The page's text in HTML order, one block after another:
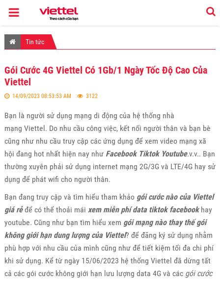
Tin tức
Gói Cước 4G Viettel Có 1Gb/1 Ngày Tốc Độ Cao Của
Viettel
14/09/2023 08:53:53 AM 3122
Bạn là người sử dụng mạng di động của hệ thống nhà
mạng Viettel. Do nhu cầu công việc, kết nối người thân và bạn bè
cũng như nhu cầu truy cập các ứng dụng để xem video mạng xã
hội đang hot nhất hiện nay như Facebook Tiktok Youtube.v.v.. Bạn
thường xuyên phải sử dụng internet mạng 2G/3G và LTE/4G hay sử
dụng để phát wifi cho người thân.
Bạn đang truy cập và tìm hiểu tham khảogói cước nào của Viettel
giá rẻđể có thể thoải mái xem miễn phí data tiktok facebookhay
youtube. Cũng như bạn tìm hiểu xem gói mạng nào thay thế gói
không giới hạn dung lượng của Viettel? để đăng ký sử dụng nhằm
phù hợp với nhu cầu của mình cũng như để tiết kiệm tối đa chi phí
khi sử dụng. Kể từ ngày 15/06/2023 hệ thống Viettel đã dừng tất
cả các gói cước không giới hạn lưu lượng data 4G và các gói cước